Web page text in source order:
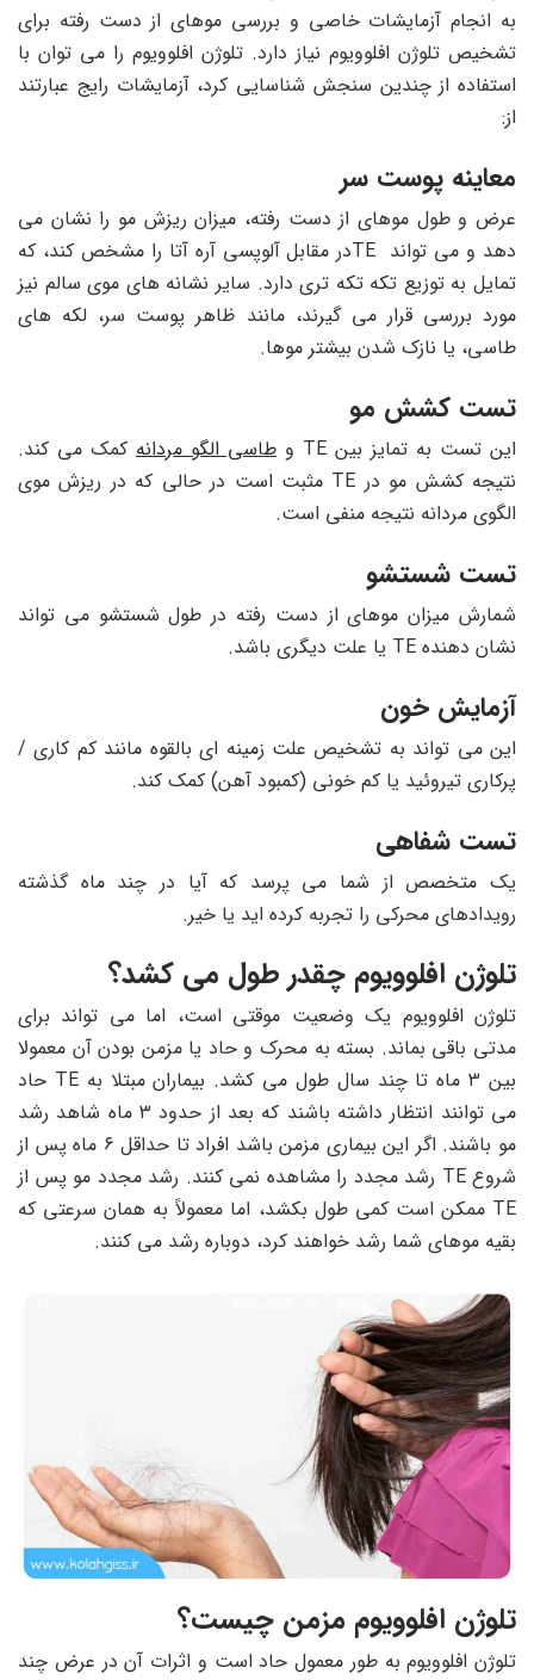
به انجام آزمایشات خاصی و بررسی موهای از دست رفته برای
تشخیص تلوژن افلوویوم نیاز دارد. تلوژن افلوویوم را می توان با
استفاده از چندین سنجش شناسایی کرد، آزمایشات رایج عبارتند
از:
معاینه پوست سر
عرض و طول موهای از دست رفته، میزان ریزش مو را نشان می
‌دهد و می ‌تواند TEدر مقابل آلوپسی آره ‌آتا را مشخص کند، که
تمایل به توزیع تکه تکه ‌تری دارد. سایر نشانه ‌های موی سالم نیز
مورد بررسی قرار می ‌گیرند، مانند ظاهر پوست سر، لکه ‌های
طاسی، یا نازک شدن بیشتر موها.
تست کشش مو
این تست به تمایز بین TE و طاسی الگو مردانه کمک می کند.
نتیجه کشش مو در TE مثبت است در حالی که در ریزش موی
الگوی مردانه نتیجه منفی است.
تست شستشو
شمارش میزان موهای از دست رفته در طول شستشو می تواند
نشان دهنده TE یا علت دیگری باشد.
آزمایش خون
این می تواند به تشخیص علت زمینه ای بالقوه مانند کم کاری /
پرکاری تیروئید یا کم خونی (کمبود آهن) کمک کند.
تست شفاهی
یک متخصص از شما می پرسد که آیا در چند ماه گذشته
رویدادهای محرکی را تجربه کرده اید یا خیر.
تلوژن افلوویوم چقدر طول می کشد؟
تلوژن افلوویوم یک وضعیت موقتی است، اما می تواند برای
مدتی باقی بماند. بسته به محرک و حاد یا مزمن بودن آن معمولا
بین ۳ ماه تا چند سال طول می کشد. بیماران مبتلا به TE حاد
می توانند انتظار داشته باشند که بعد از حدود ۳ ماه شاهد رشد
مو باشند. اگر این بیماری مزمن باشد افراد تا حداقل ۶ ماه پس از
شروع TE رشد مجدد را مشاهده نمی کنند. رشد مجدد مو پس از
TE ممکن است کمی طول بکشد، اما معمولاً به همان سرعتی که
بقیه موهای شما رشد خواهند کرد، دوباره رشد می کنند.
تلوژن افلوویوم مزمن چیست؟
تلوژن افلوویوم به طور معمول حاد است و اثرات آن در عرض چند